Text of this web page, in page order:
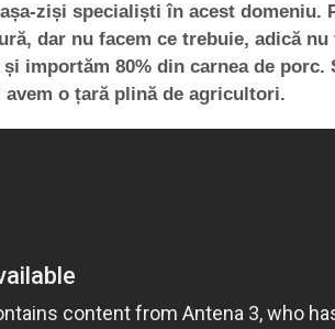
ziși specialiști în acest domeniu.
dar nu facem ce trebuie, adică nu
importăm 80% din carnea de porc.
o țară plină de agricultori.